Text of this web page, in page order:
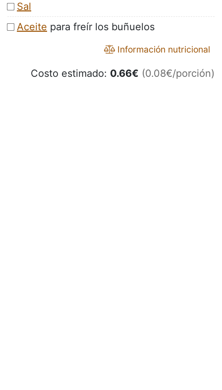
Sal
Aceite para freír los buñuelos
Información nutricional
Costo estimado: 0.66€ (0.08€/porción)